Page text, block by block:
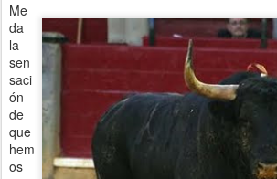
Me
da
la
sen
saci
ón
de
que
hem
os